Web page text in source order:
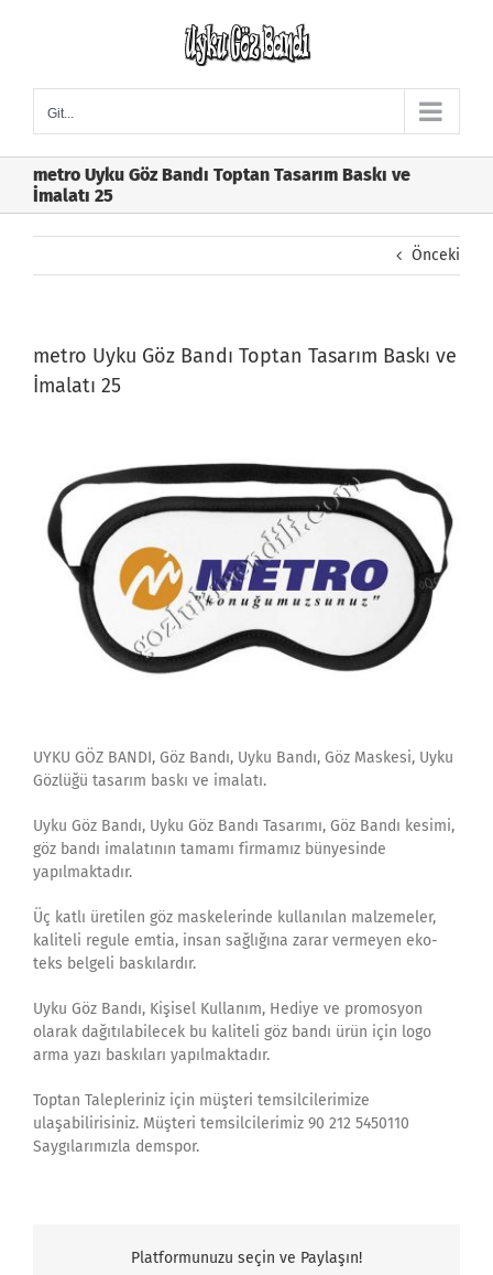
Git...
metro Uyku Göz Bandı Toptan Tasarım Baskı ve
İmalatı 25
Önceki
metro Uyku Göz Bandı Toptan Tasarım Baskı ve
İmalatı 25
UYKU GÖZ BANDI, Göz Bandı, Uyku Bandı, Göz Maskesi, Uyku
Gözlüğü tasarım baskı ve imalatı.
Uyku Göz Bandı, Uyku Göz Bandı Tasarımı, Göz Bandı kesimi,
göz bandı imalatının tamamı firmamız bünyesinde
yapılmaktadır.
Üç katlı üretilen göz maskelerinde kullanılan malzemeler,
kaliteli regule emtia, insan sağlığına zarar vermeyen eko-
teks belgeli baskılardır.
Uyku Göz Bandı, Kişisel Kullanım, Hediye ve promosyon
olarak dağıtılabilecek bu kaliteli göz bandı ürün için logo
arma yazı baskıları yapılmaktadır.
Toptan Talepleriniz için müşteri temsilcilerimize
ulaşabilirisiniz. Müşteri temsilcilerimiz 90 212 5450110
Saygılarımızla demspor.
Platformunuzu seçin ve Paylaşın!